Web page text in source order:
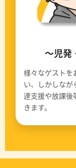
〜児発
様々なゲストを
い、しかしなが
達支援や放課後
きます。